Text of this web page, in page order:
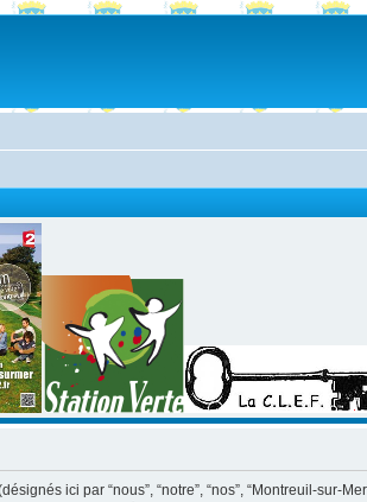
ici par “nous”, “notre”, “nos”, “Montreuil-sur-